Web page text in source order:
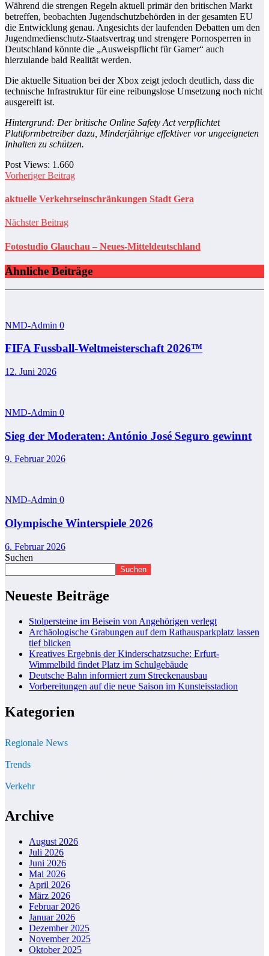
Während die strengen Regeln aktuell primär den britischen Markt
betreffen, beobachten Jugendschutzbehörden in der gesamten EU
die Entwicklung genau. Angesichts der laufenden Debatten um den
Jugendmedienschutz-Staatsvertrag und strengere Pornosperren in
Deutschland könnte die „Ausweispflicht für Gamer“ auch
hierzulande bald Realität werden.
Die aktuelle Situation bei der Xbox zeigt jedoch deutlich, dass die
technische Infrastruktur für eine reibungslose Umsetzung noch nicht
ausgereift ist.
Hintergrund: Der britische Online Safety Act verpflichtet
Plattformbetreiber dazu, Minderjährige effektiver vor ungeeigneten
Inhalten zu schützen.
Post Views: 1.660
Vorheriger Beitrag
aktuelle Verkehrseinschränkungen Stadt Gera
Nächster Beitrag
Fotostudio Glauchau – Neues-Mitteldeutschland
Ähnliche Beiträge
NMD-Admin 0
FIFA Fussball-Weltmeisterschaft 2026™
12. Juni 2026
NMD-Admin 0
Sieg der Moderaten: António José Seguro gewinnt
9. Februar 2026
NMD-Admin 0
Olympische Winterspiele 2026
6. Februar 2026
Suchen
Suchen
Neueste Beiträge
Stolpersteine im Beisein von Angehörigen verlegt
Archäologische Grabungen auf dem Rathausparkplatz lassen
tief blicken
Kreatives Ergebnis der Kinderschatzsuche: Erfurt-
Wimmelbild findet Platz im Schulgebäude
Deutsche Bahn informiert zum Streckenausbau
Vorbereitungen auf die neue Saison im Kunsteisstadion
Kategorien
Regionale News
Trends
Verkehr
Archive
August 2026
Juli 2026
Juni 2026
Mai 2026
April 2026
März 2026
Februar 2026
Januar 2026
Dezember 2025
November 2025
Oktober 2025